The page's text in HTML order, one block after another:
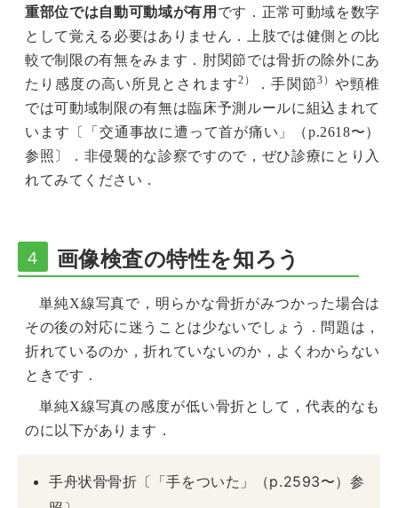
重部位では自動可動域が有用 です．正常可動域を数字
として覚える必要はありません．上肢では健側との比
較で制限の有無をみます．肘関節では骨折の除外にあ
たり感度の高い所見とされます2） ．手関節3） や頸椎
では可動域制限の有無は臨床予測ルールに組込まれて
います〔「 交通事故に遭って首が痛い 」（p.2618〜）
参照〕．非侵襲的な診察ですので，ぜひ診療にとり入
れてみてください．
４ 画像検査の特性を知ろう
単純X線写真で，明らかな骨折がみつかった場合は
その後の対応に迷うことは少ないでしょう．問題は，
折れているのか，折れていないのか，よくわからない
ときです．
単純X線写真の感度が低い骨折として，代表的なも
のに以下があります．
手舟状骨骨折〔「手をついた」（p.2593〜）参